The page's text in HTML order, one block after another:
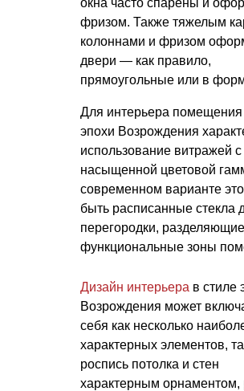
фризом. Также тяжелым
колоннами и фризом
двери — как правило,
прямоугольные или в
Для интерьера помещения
эпохи Возрождения
использование витражей с
насыщенной цветовой
современном варианте
быть расписанные стекла
перегородки, разделяющие
функциональные зоны
Дизайн интерьера в стиле
Возрождения может
себя как несколько
характерных элементов,
роспись потолка и стен
характерным орнаментом,